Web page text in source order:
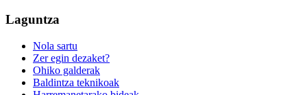
Laguntza
Nola sartu
Zer egin dezaket?
Ohiko galderak
Baldintza teknikoak